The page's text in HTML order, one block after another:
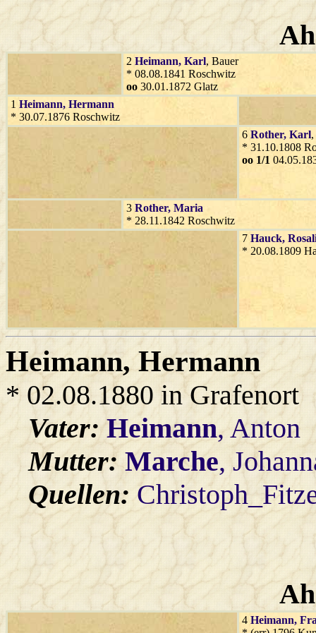
2 Heimann, Karl, Bauer
* 08.08.1841 Roschwitz
oo 30.01.1872 Glatz
1 Heimann, Hermann
* 30.07.1876 Roschwitz
6 Rother, Karl
* 31.10.1808
oo 1/1
3 Rother, Maria
* 28.11.1842 Roschwitz
7 Hauck,
* 20.08.1809
Heimann, Hermann
* 02.08.1880 in Grafenort
Vater:Heimann, Anton
Mutter:Marche,
Quellen:
4 Heimann,